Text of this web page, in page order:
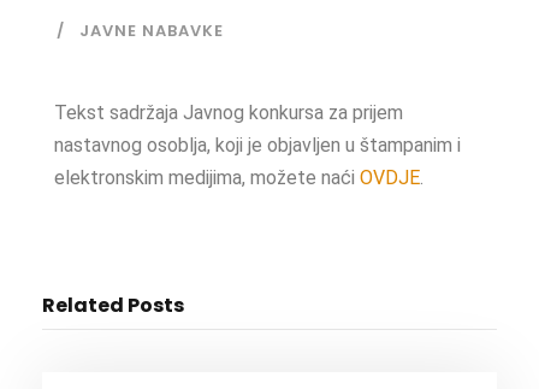
JAVNE NABAVKE
Tekst sadržaja Javnog konkursa za prijem
nastavnog osoblja, koji je objavljen u štampanim i
elektronskim medijima, možete naći OVDJE.
Related Posts